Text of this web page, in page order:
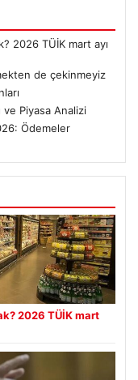
2026 TÜİK mart ayı
de çekinmeyiz
ve Piyasa Analizi
Ödemeler
2026 TÜİK mart